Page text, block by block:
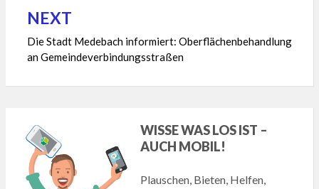
NEXT
Die Stadt Medebach informiert: Oberflächenbehandlung
an Gemeindeverbindungsstraßen
WISSE WAS LOS IST –
AUCH MOBIL!
Plauschen, Bieten, Helfen,